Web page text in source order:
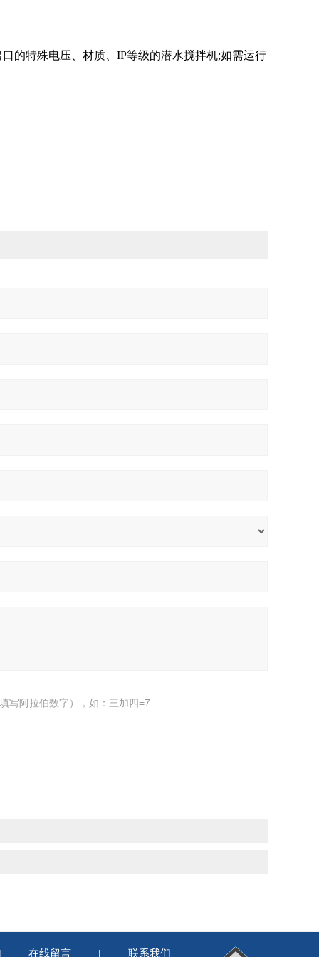
的特殊电压、材质、IP等级的潜水搅拌机;如需运行
写阿拉伯数字），如：三加四=7
在线留言 | 联系我们